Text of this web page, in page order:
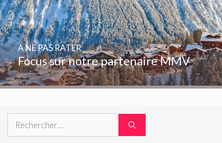
Focus sur notre partenaire MMV
A NE PAS RATER